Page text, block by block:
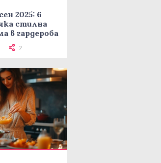
2025: 6
стилна
в гардероба
2